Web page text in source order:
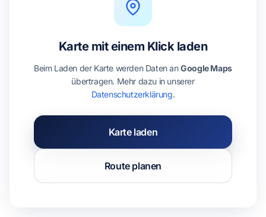
Karte mit einem Klick laden
Beim Laden der Karte werden Daten anGoogle Maps
übertragen. Mehr dazu in unserer
Datenschutzerklärung.
Karte laden
Route planen